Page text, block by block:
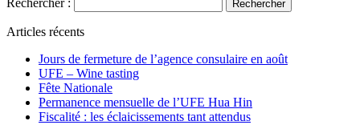
Rechercher :
Articles récents
Jours de fermeture de l’agence consulaire en août
UFE – Wine tasting
Fête Nationale
Permanence mensuelle de l’UFE Hua Hin
Fiscalité : les éclaicissements tant attendus